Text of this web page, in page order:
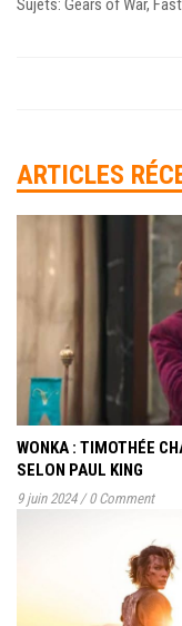
Sujets: Gears of War,
ARTICLES
WONKA : TIMOTHÉE
SELON PAUL KING
9 juin 2024 / 0 Comment